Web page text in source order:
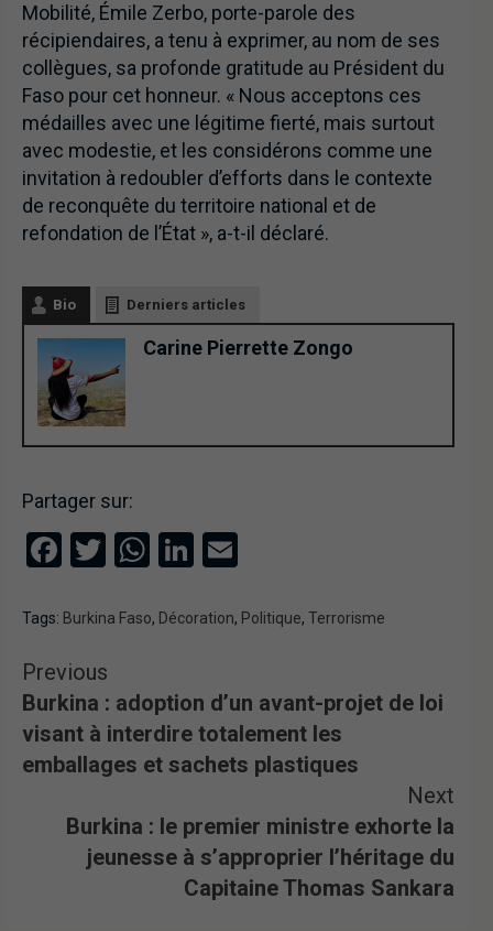
Mobilité, Émile Zerbo, porte-parole des
récipiendaires, a tenu à exprimer, au nom de ses
collègues, sa profonde gratitude au Président du
Faso pour cet honneur. « Nous acceptons ces
médailles avec une légitime fierté, mais surtout
avec modestie, et les considérons comme une
invitation à redoubler d’efforts dans le contexte
de reconquête du territoire national et de
refondation de l’État », a-t-il déclaré.
Bio Derniers articles
Carine Pierrette Zongo
Partager sur:
Facebook
TwitterWhatsApp
LinkedIn
Tags: Burkina Faso, Décoration, Politique, Terrorisme
Previous
Burkina : adoption d’un avant-projet de loi
visant à interdire totalement les
emballages et sachets plastiques
Next
Burkina : le premier ministre exhorte la
jeunesse à s’approprier l’héritage du
Capitaine Thomas Sankara